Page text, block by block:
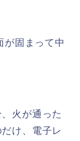
固まって中
火が通った
け、電子レ